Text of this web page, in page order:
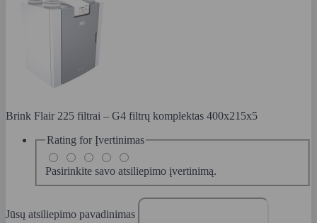
Brink Flair 225 filtrai – G4 filtrų komplektas 400x215x5
Rating for Įvertinimas
Pasirinkite savo atsiliepimo įvertinimą.
Jūsų atsiliepimo pavadinimas